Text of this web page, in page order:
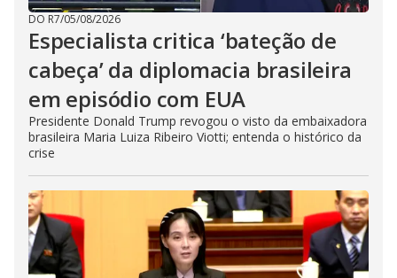
DO R7/05/08/2026
Especialista critica ‘bateção de
cabeça’ da diplomacia brasileira
em episódio com EUA
Presidente Donald Trump revogou o visto da embaixadora
brasileira Maria Luiza Ribeiro Viotti; entenda o histórico da
crise